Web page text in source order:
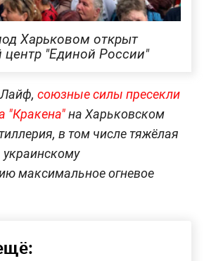
Харьковом открыт
центр "Единой России"
союзные силы пресекли
"Кракена"на Харьковском
в том числе тяжёлая
украинскому
максимальное огневое